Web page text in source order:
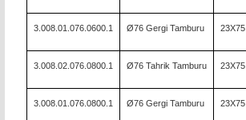
3.008.01.076.0600.1 Ø76 Gergi Tamburu 23X75
3.008.02.076.0800.1 Ø76 Tahrik Tamburu 23X75
3.008.01.076.0800.1 Ø76 Gergi Tamburu 23X75